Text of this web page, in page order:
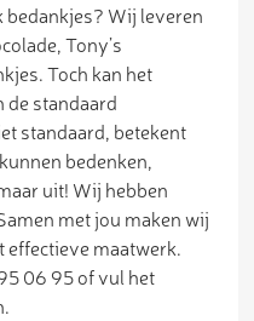
bedankjes? Wij leveren
Tony’s
Toch kan het
de standaard
standaard, betekent
bedenken,
uit! Wij hebben
met jou maken wij
effectieve maatwerk.
06 95 of vul het